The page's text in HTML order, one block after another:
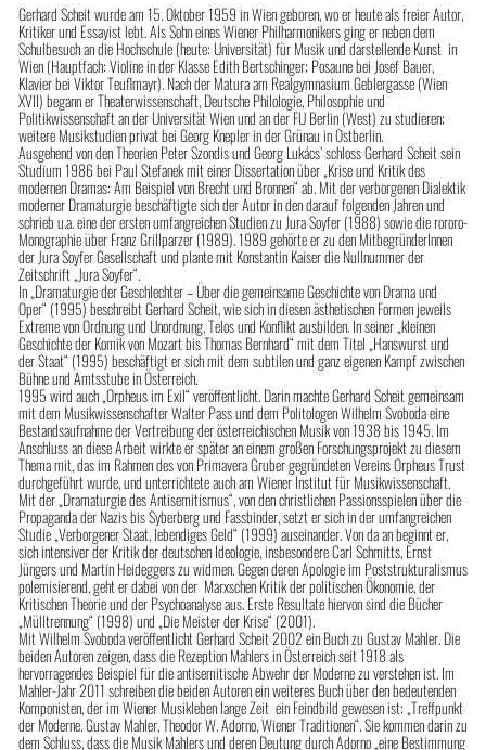
Gerhard Scheit wurde am 15. Oktober 1959 in Wien geboren, wo er heute als freier Autor,
Kritiker und Essayist lebt. Als Sohn eines Wiener Philharmonikers ging er neben dem
Schulbesuch an die Hochschule (heute: Universität) für Musik und darstellende Kunst in
Wien (Hauptfach: Violine in der Klasse Edith Bertschinger; Posaune bei Josef Bauer,
Klavier bei Viktor Teuflmayr). Nach der Matura am Realgymnasium Geblergasse (Wien
XVII) begann er Theaterwissenschaft, Deutsche Philologie, Philosophie und
Politikwissenschaft an der Universität Wien und an der FU Berlin (West) zu studieren;
weitere Musikstudien privat bei Georg Knepler in der Grünau in Ostberlin.
Ausgehend von den Theorien Peter Szondis und Georg Lukács’ schloss Gerhard Scheit sein
Studium 1986 bei Paul Stefanek mit einer Dissertation über „Krise und Kritik des
modernen Dramas: Am Beispiel von Brecht und Bronnen“ ab. Mit der verborgenen Dialektik
moderner Dramaturgie beschäftigte sich der Autor in den darauf folgenden Jahren und
schrieb u.a. eine der ersten umfangreichen Studien zu Jura Soyfer (1988) sowie die rororo-
Monographie über Franz Grillparzer (1989). 1989 gehörte er zu den MitbegründerInnen
der Jura Soyfer Gesellschaft und plante mit Konstantin Kaiser die Nullnummer der
Zeitschrift „Jura Soyfer“.
In „Dramaturgie der Geschlechter – Über die gemeinsame Geschichte von Drama und
Oper“ (1995) beschreibt Gerhard Scheit, wie sich in diesen ästhetischen Formen jeweils
Extreme von Ordnung und Unordnung, Telos und Konflikt ausbilden. In seiner „kleinen
Geschichte der Komik von Mozart bis Thomas Bernhard“ mit dem Titel „Hanswurst und
der Staat“ (1995) beschäftigt er sich mit dem subtilen und ganz eigenen Kampf zwischen
Bühne und Amtsstube in Österreich.
1995 wird auch „Orpheus im Exil“ veröffentlicht. Darin machte Gerhard Scheit gemeinsam
mit dem Musikwissenschafter Walter Pass und dem Politologen Wilhelm Svoboda eine
Bestandsaufnahme der Vertreibung der österreichischen Musik von 1938 bis 1945. Im
Anschluss an diese Arbeit wirkte er später an einem großen Forschungsprojekt zu diesem
Thema mit, das im Rahmen des von Primavera Gruber gegründeten Vereins Orpheus Trust
durchgeführt wurde, und unterrichtete auch am Wiener Institut für Musikwissenschaft.
Mit der „Dramaturgie des Antisemitismus“, von den christlichen Passionsspielen über die
Propaganda der Nazis bis Syberberg und Fassbinder, setzt er sich in der umfangreichen
Studie „Verborgener Staat, lebendiges Geld“ (1999) auseinander. Von da an beginnt er,
sich intensiver der Kritik der deutschen Ideologie, insbesondere Carl Schmitts, Ernst
Jüngers und Martin Heideggers zu widmen. Gegen deren Apologie im Poststrukturalismus
polemisierend, geht er dabei von der Marxschen Kritik der politischen Ökonomie, der
Kritischen Theorie und der Psychoanalyse aus. Erste Resultate hiervon sind die Bücher
„Mülltrennung“ (1998) und „Die Meister der Krise“ (2001).
Mit Wilhelm Svoboda veröffentlicht Gerhard Scheit 2002 ein Buch zu Gustav Mahler. Die
beiden Autoren zeigen, dass die Rezeption Mahlers in Österreich seit 1918 als
hervorragendes Beispiel für die antisemitische Abwehr der Moderne zu verstehen ist. Im
Mahler-Jahr 2011 schreiben die beiden Autoren ein weiteres Buch über den bedeutenden
Komponisten, der im Wiener Musikleben lange Zeit ein Feindbild gewesen ist: „Treffpunkt
der Moderne. Gustav Mahler, Theodor W. Adorno, Wiener Traditionen“. Sie kommen darin zu
dem Schluss, dass die Musik Mahlers und deren Deutung durch Adorno „eine Bestimmung